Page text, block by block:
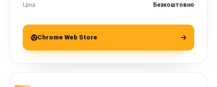
Ціна Безкоштовно
Chrome Web Store